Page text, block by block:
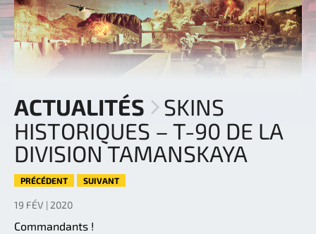
ACTUALITÉS
SKINS
HISTORIQUES – T-90 DE LA
DIVISION TAMANSKAYA
PRÉCÉDENT SUIVANT
19 FÉV | 2020
Commandants !